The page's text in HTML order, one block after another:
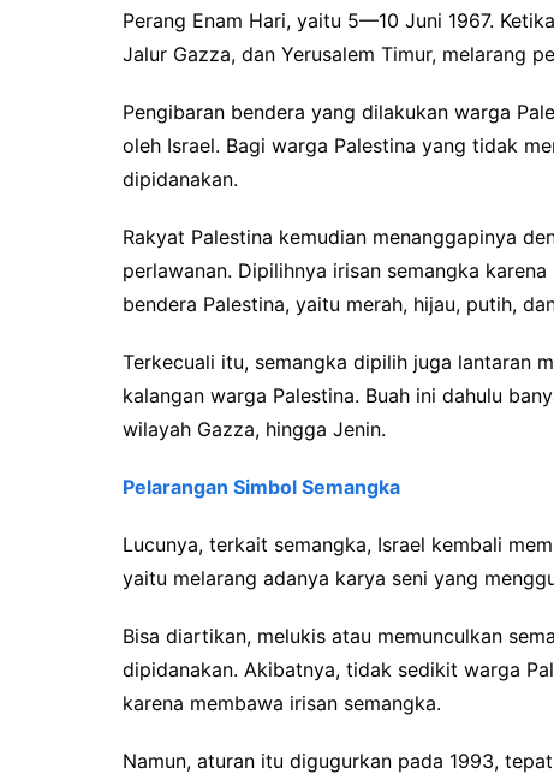
Perang Enam Hari, yaitu 5—10 Juni 1967.
Jalur Gazza, dan Yerusalem Timur, melarang
Pengibaran bendera yang dilakukan warga
oleh Israel. Bagi warga Palestina yang tidak
dipidanakan.
Rakyat Palestina kemudian menanggapinya
perlawanan. Dipilihnya irisan semangka
bendera Palestina, yaitu merah, hijau, putih,
Terkecuali itu, semangka dipilih juga lantaran
kalangan warga Palestina. Buah ini dahulu
wilayah Gazza, hingga Jenin.
Pelarangan Simbol Semangka
Lucunya, terkait semangka, Israel kembali
yaitu melarang adanya karya seni yang
Bisa diartikan, melukis atau memunculkan
dipidanakan. Akibatnya, tidak sedikit warga
karena membawa irisan semangka.
Namun, aturan itu digugurkan pada 1993,